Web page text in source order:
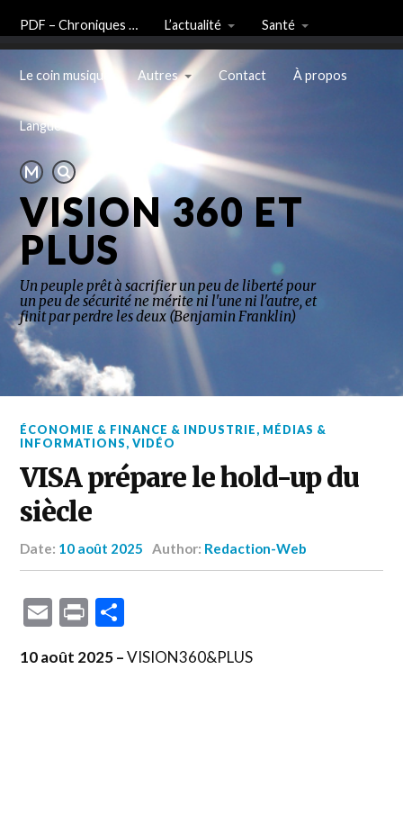
PDF – Chroniques … L’actualité Santé
Le coin musique Autres Contact À propos
Langue
VISION 360 ET
PLUS
Un peuple prêt à sacrifier un peu de liberté pour
un peu de sécurité ne mérite ni l'une ni l'autre, et
finit par perdre les deux (Benjamin Franklin)
ÉCONOMIE & FINANCE & INDUSTRIE, MÉDIAS &
INFORMATIONS,VIDÉO
VISA prépare le hold-up du
siècle
Date: 10 août 2025 Author: Redaction-Web
Email
Print
10 août 2025 –VISION360&PLUS